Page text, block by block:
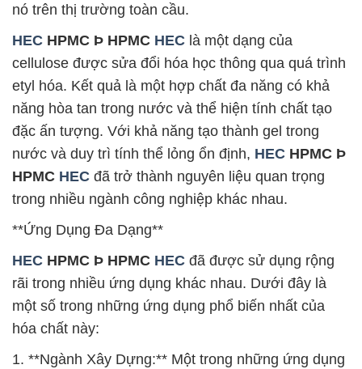
nó trên thị trường toàn cầu.
HEC HPMC Þ HPMC HEC là một dạng của
cellulose được sửa đổi hóa học thông qua quá trình
etyl hóa. Kết quả là một hợp chất đa năng có khả
năng hòa tan trong nước và thể hiện tính chất tạo
đặc ấn tượng. Với khả năng tạo thành gel trong
nước và duy trì tính thể lỏng ổn định, HEC HPMC Þ
HPMC HEC đã trở thành nguyên liệu quan trọng
trong nhiều ngành công nghiệp khác nhau.
**Ứng Dụng Đa Dạng**
HEC HPMC Þ HPMC HEC đã được sử dụng rộng
rãi trong nhiều ứng dụng khác nhau. Dưới đây là
một số trong những ứng dụng phổ biến nhất của
hóa chất này:
1. **Ngành Xây Dựng:** Một trong những ứng dụng